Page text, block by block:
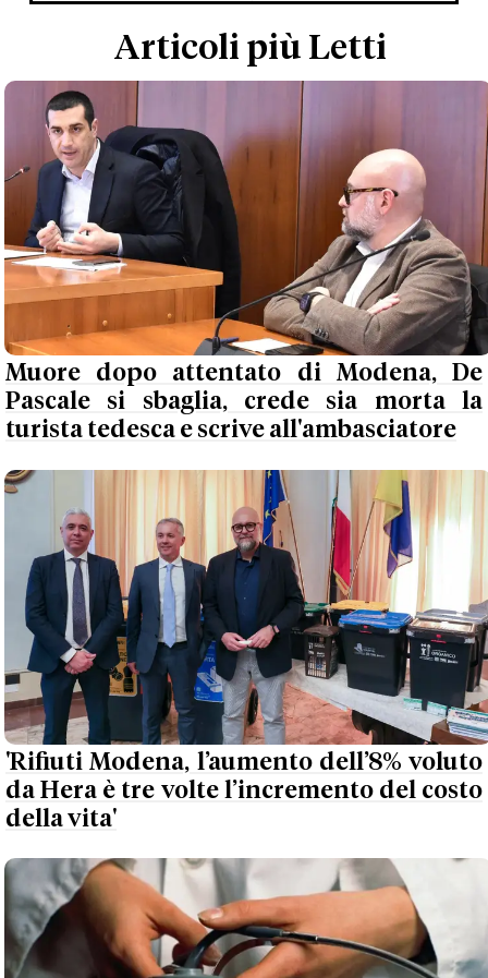
Articoli più Letti
Muore dopo attentato di Modena, De
Pascale si sbaglia, crede sia morta la
turista tedesca e scrive all'ambasciatore
'Rifiuti Modena, l’aumento dell’8% voluto
da Hera è tre volte l’incremento del costo
della vita'